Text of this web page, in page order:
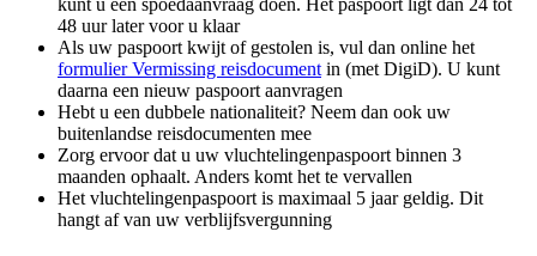
48 uur later voor u klaar
Als uw paspoort kwijt of gestolen is, vul dan online het
formulier Vermissing reisdocument in (met DigiD). U kunt
daarna een nieuw paspoort aanvragen
Hebt u een dubbele nationaliteit? Neem dan ook uw
buitenlandse reisdocumenten mee
Zorg ervoor dat u uw vluchtelingenpaspoort binnen 3
maanden ophaalt. Anders komt het te vervallen
Het vluchtelingenpaspoort is maximaal 5 jaar geldig. Dit
hangt af van uw verblijfsvergunning